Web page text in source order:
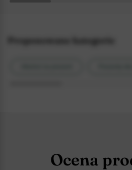
Proponowane kategorie
Ocena